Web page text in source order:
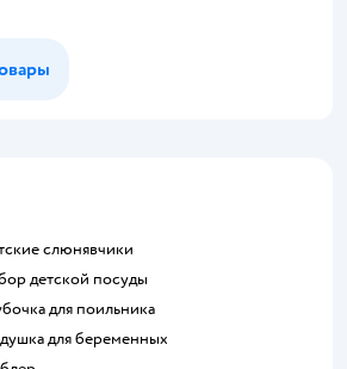
слюнявчики
детской посуды
для поильника
для беременных